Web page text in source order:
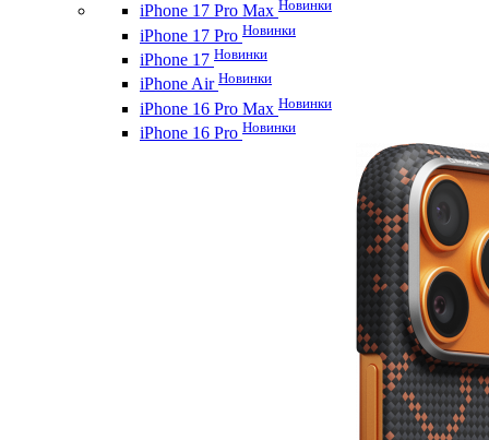
iPhone 17 Pro Max Новинки
iPhone 17 Pro Новинки
iPhone 17 Новинки
iPhone Air Новинки
iPhone 16 Pro Max Новинки
iPhone 16 Pro Новинки